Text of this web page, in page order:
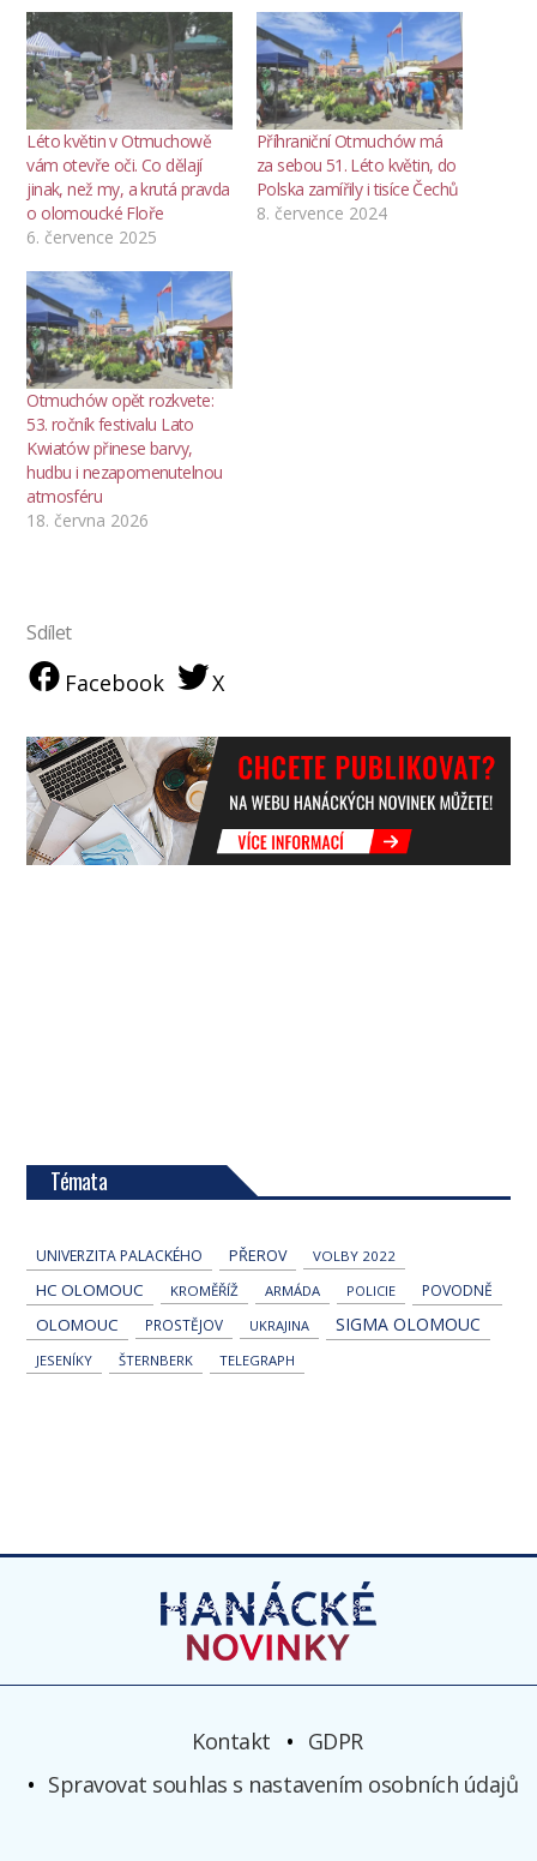
Léto květin v Otmuchowě
vám otevře oči. Co dělají
jinak, než my, a krutá pravda
o olomoucké Floře
6. července 2025
Příhraniční Otmuchów má
za sebou 51. Léto květin, do
Polska zamířily i tisíce Čechů
8. července 2024
Otmuchów opět rozkvete:
53. ročník festivalu Lato
Kwiatów přinese barvy,
hudbu i nezapomenutelnou
atmosféru
18. června 2026
Sdílet
Facebook X
Témata
UNIVERZITA PALACKÉHO PŘEROV VOLBY 2022
HC OLOMOUC KROMĚŘÍŽ ARMÁDA POLICIE POVODNĚ
OLOMOUC PROSTĚJOV UKRAJINA SIGMA OLOMOUC
JESENÍKY ŠTERNBERK TELEGRAPH
Kontakt
GDPR
Spravovat souhlas s nastavením osobních údajů